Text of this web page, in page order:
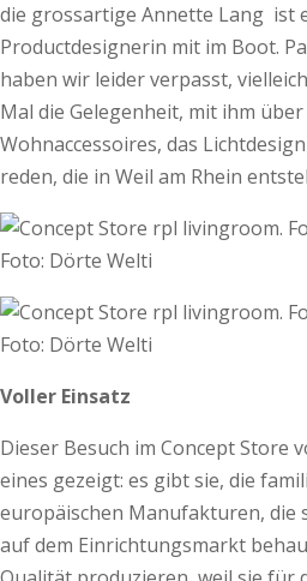
die grossartige Annette Lang ist
Productdesignerin mit im Boot.
haben wir leider verpasst,
Mal die Gelegenheit, mit ihm
Wohnaccessoires, das
reden, die in Weil am Rhein
Foto: Dörte Welti
Foto: Dörte Welti
Voller Einsatz
Dieser Besuch im Concept Store
eines gezeigt: es gibt sie, die
europäischen Manufakturen, die
auf dem Einrichtungsmarkt